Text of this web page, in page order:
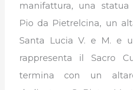
manifattura, una
Pio da Pietrelcina, un
Santa Lucia V. e M. e
rappresenta il Sacro
termina con un